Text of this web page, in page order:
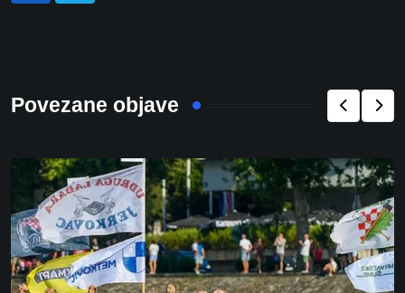
Povezane objave